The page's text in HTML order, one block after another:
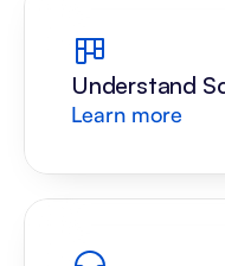
Understand
Learn more